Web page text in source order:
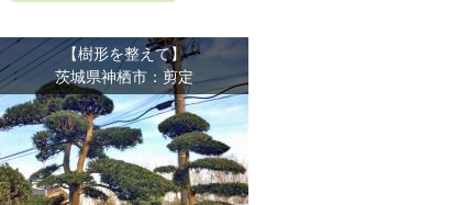
【樹形を整えて】
茨城県神栖市：剪定